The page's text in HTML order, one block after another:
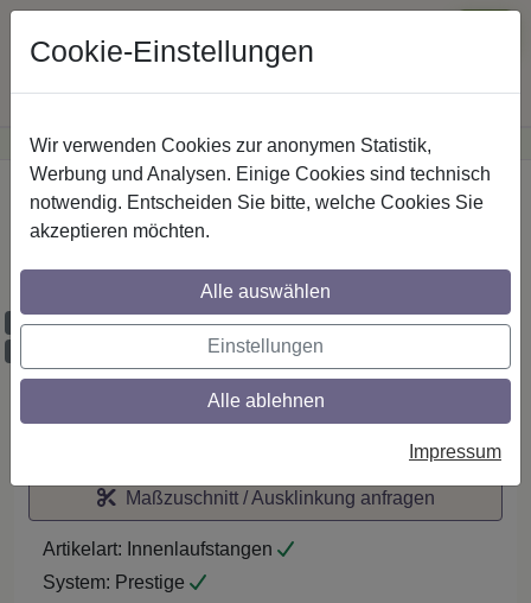
Günstige Versandkosteninnerhalb Österreichs· Sichere Zahlung
Startseite
IL-Stilg. 20 mm 2-lfg. Prestige Verano 520
cm Chrom
Maßzuschnitt möglich
Maßzuschnitt / Ausklinkung anfragen
Artikelart: Innenlaufstangen
System: Prestige
Cookie-Einstellungen
Wir verwenden Cookies zur anonymen Statistik,
Werbung und Analysen. Einige Cookies sind technisch
notwendig. Entscheiden Sie bitte, welche Cookies Sie
akzeptieren möchten.
Alle auswählen
Einstellungen
Alle ablehnen
Impressum